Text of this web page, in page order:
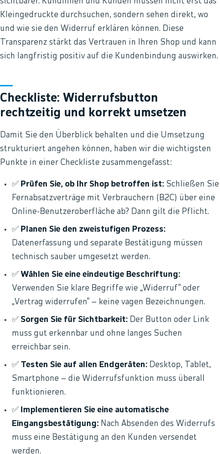
Kleingedruckte durchsuchen, sondern sehen direkt, wo
und wie sie den Widerruf erklären können. Diese
Transparenz stärkt das Vertrauen in Ihren Shop und kann
sich langfristig positiv auf die Kundenbindung auswirken.
Checkliste: Widerrufsbutton
rechtzeitig und korrekt umsetzen
Damit Sie den Überblick behalten und die Umsetzung
strukturiert angehen können, haben wir die wichtigsten
Punkte in einer Checkliste zusammengefasst:
✅ Prüfen Sie, ob Ihr Shop betroffen ist: Schließen Sie
Fernabsatzverträge mit Verbrauchern (B2C) über eine
Online-Benutzeroberfläche ab? Dann gilt die Pflicht.
✅ Planen Sie den zweistufigen Prozess:
Datenerfassung und separate Bestätigung müssen
technisch sauber umgesetzt werden.
✅ Wählen Sie eine eindeutige Beschriftung:
Verwenden Sie klare Begriffe wie „Widerruf“ oder
„Vertrag widerrufen“ – keine vagen Bezeichnungen.
✅ Sorgen Sie für Sichtbarkeit: Der Button oder Link
muss gut erkennbar und ohne langes Suchen
erreichbar sein.
✅ Testen Sie auf allen Endgeräten: Desktop, Tablet,
Smartphone – die Widerrufsfunktion muss überall
funktionieren.
✅ Implementieren Sie eine automatische
Eingangsbestätigung: Nach Absenden des Widerrufs
muss eine Bestätigung an den Kunden versendet
werden.